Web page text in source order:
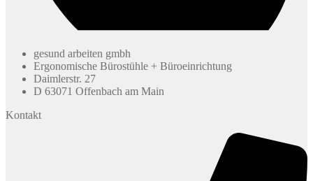
gesund arbeiten gmbh
Ergonomische Bürostühle + Büroeinrichtung
Daimlerstr. 27
D 63071 Offenbach am Main
Kontakt